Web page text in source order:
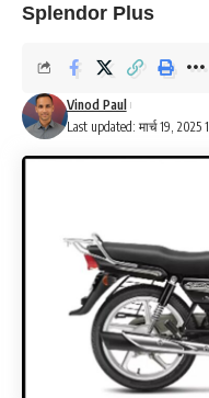
Splendor Plus
Last updated: मार्च 19, 2025
Vinod Paul